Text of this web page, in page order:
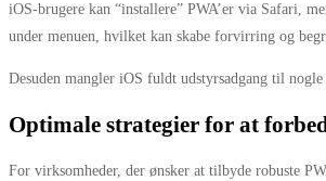
iOS-brugere kan “installere” PWA’er via Safari,
under menuen, hvilket kan skabe forvirring og
Desuden mangler iOS fuldt udstyrsadgang til
Optimale strategier for at
For virksomheder, der ønsker at tilbyde robuste